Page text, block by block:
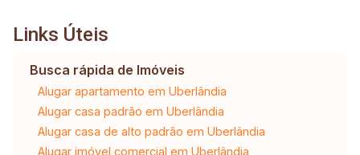
Links Úteis
Busca rápida de Imóveis
Alugar apartamento em Uberlândia
Alugar casa padrão em Uberlândia
Alugar casa de alto padrão em Uberlândia
Alugar imóvel comercial em Uberlândia